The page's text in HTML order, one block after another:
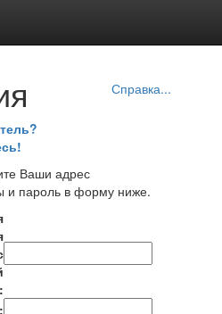
Справка...
Ваши адрес
и пароль в форму ниже.